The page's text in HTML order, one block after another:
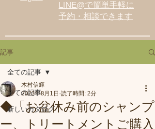
LINE@で簡単手軽に
予約・相談できます
記事
全ての記事
新しいカタログ
全ての記事
◆「お盆休み前のシャンプ
ー、トリートメントご購入
木村信輝
2023年8月1日 読了時間: 2分